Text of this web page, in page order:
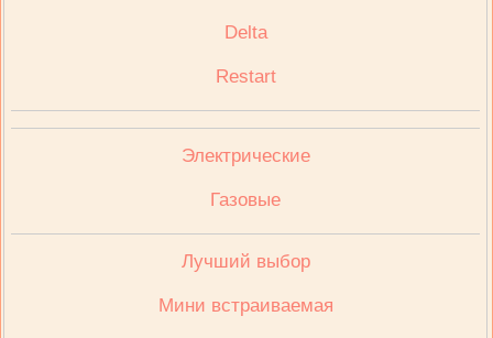
Delta
Restart
Электрические
Газовые
Лучший выбор
Мини встраиваемая